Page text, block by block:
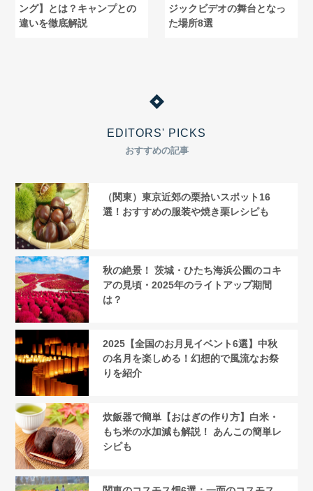
ング】とは？キャンプとの
違いを徹底解説
ジックビデオの舞台となっ
た場所8選
EDITORS' PICKS
おすすめの記事
（関東）東京近郊の栗拾いスポット16
選！おすすめの服装や焼き栗レシピも
秋の絶景！ 茨城・ひたち海浜公園のコキ
アの見頃・2025年のライトアップ期間
は？
2025【全国のお月見イベント6選】中秋
の名月を楽しめる！幻想的で風流なお祭
りを紹介
炊飯器で簡単【おはぎの作り方】白米・
もち米の水加減も解説！ あんこの簡単レ
シピも